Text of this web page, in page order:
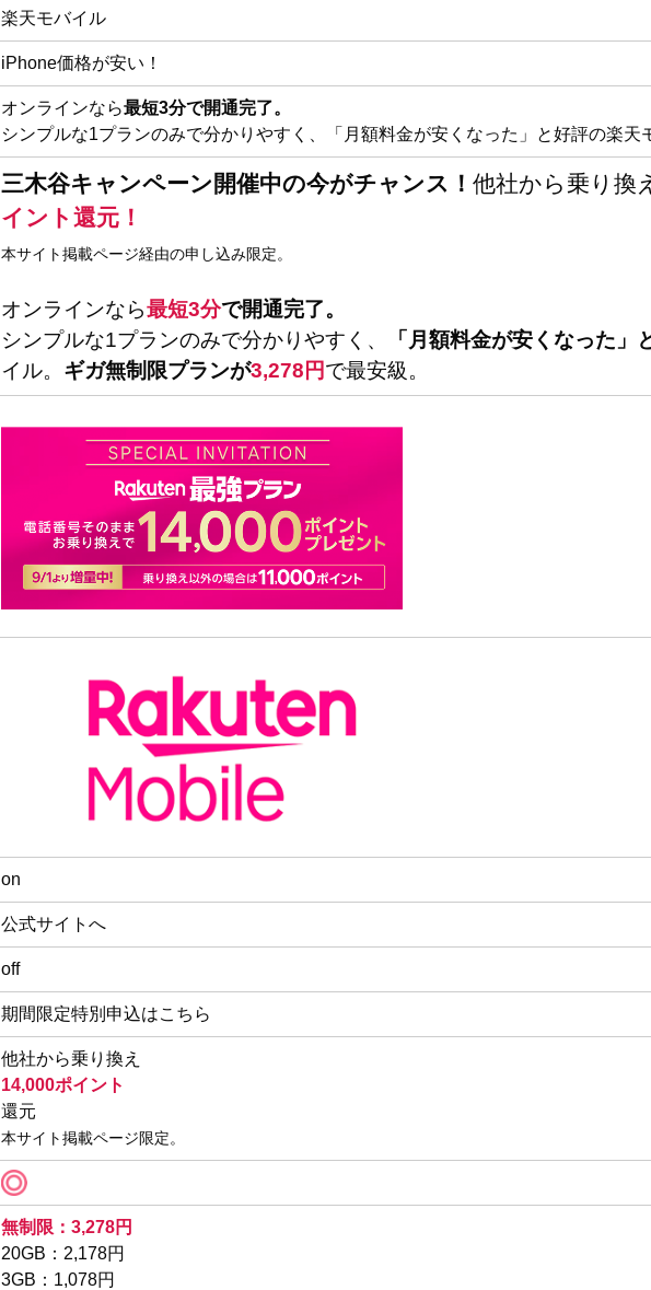
楽天モバイル
iPhone価格が安い！
オンラインなら最短3分で開通完了。
シンプルな1プランのみで分かりやすく、「月額料金が安くなった」と好評の楽天
三木谷キャンペーン開催中の今がチャンス！他社から乗り換
イント還元！
本サイト掲載ページ経由の申し込み限定。
オンラインなら最短3分で開通完了。
シンプルな1プランのみで分かりやすく、
「月額料金が安くなった」
イル。 ギガ無制限プランが3,278円で最安級。
on
公式サイトへ
off
期間限定特別申込はこちら
他社から乗り換え
14,000ポイント
還元
本サイト掲載ページ限定。
無制限：3,278円
20GB：2,178円
3GB：1,078円